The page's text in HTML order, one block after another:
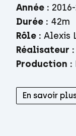
Année :
Durée : 42m
Rôle : Alexis
Réalisateur :
Production :
En savoir